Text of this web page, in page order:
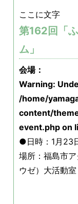
ここに文字
第162回「
ム」
会場：
Warning:
/home/
content/
event.php on
●日時：1月23
場所：福島市
ウゼ）大活動